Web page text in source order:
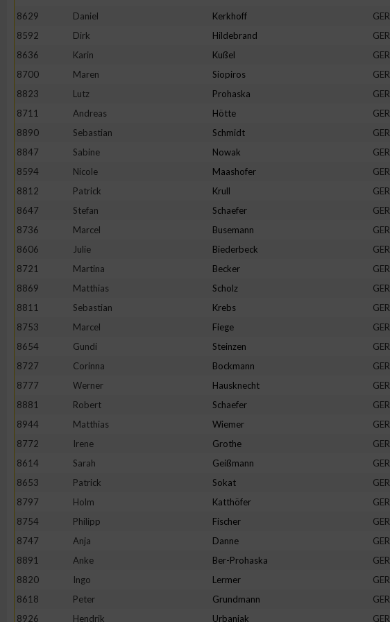
8629
Daniel Kerkhoff GER
8592
Dirk Hildebrand GER
8636
Karin Kußel GER
8700
Maren Siopiros GER
8823
Lutz Prohaska GER
8711
Andreas Hötte GER
8890
Sebastian Schmidt GER
8847
Sabine Nowak GER
8594
Nicole Maashofer GER
8812
Patrick Krull GER
8647
Stefan Schaefer GER
8736
Marcel Busemann GER
8606
Julie Biederbeck GER
8721
Martina Becker GER
8869
Matthias Scholz GER
8811
Sebastian Krebs GER
8753
Marcel Fiege GER
8654
Gundi Steinzen GER
8727
Corinna Bockmann GER
8777
Werner Hausknecht GER
8881
Robert Schaefer GER
8944
Matthias Wiemer GER
8772
Irene Grothe GER
8614
Sarah Geißmann GER
8653
Patrick Sokat GER
8797
Holm Katthöfer GER
8754
Philipp Fischer GER
8747
Anja Danne GER
8891
Anke Ber-Prohaska GER
8820
Ingo Lermer GER
8618
Peter Grundmann GER
8926
Hendrik Urbaniak GER
Verwendung von Profilen zur Auswahl personalisierter Inhalte
Messung der Werbeleistung
Messung der Performance von Inhalten
Analyse von Zielgruppen durch Statistiken oder Kombinationen von Daten aus
verschiedenen Quellen
Verwendung reduzierter Daten zur Auswahl von Inhalten
Verwendung genauer Standortdaten
Geräte anhand von aktiv angeforderten Informationen identifizieren
Notwendig
Performance
Werbung